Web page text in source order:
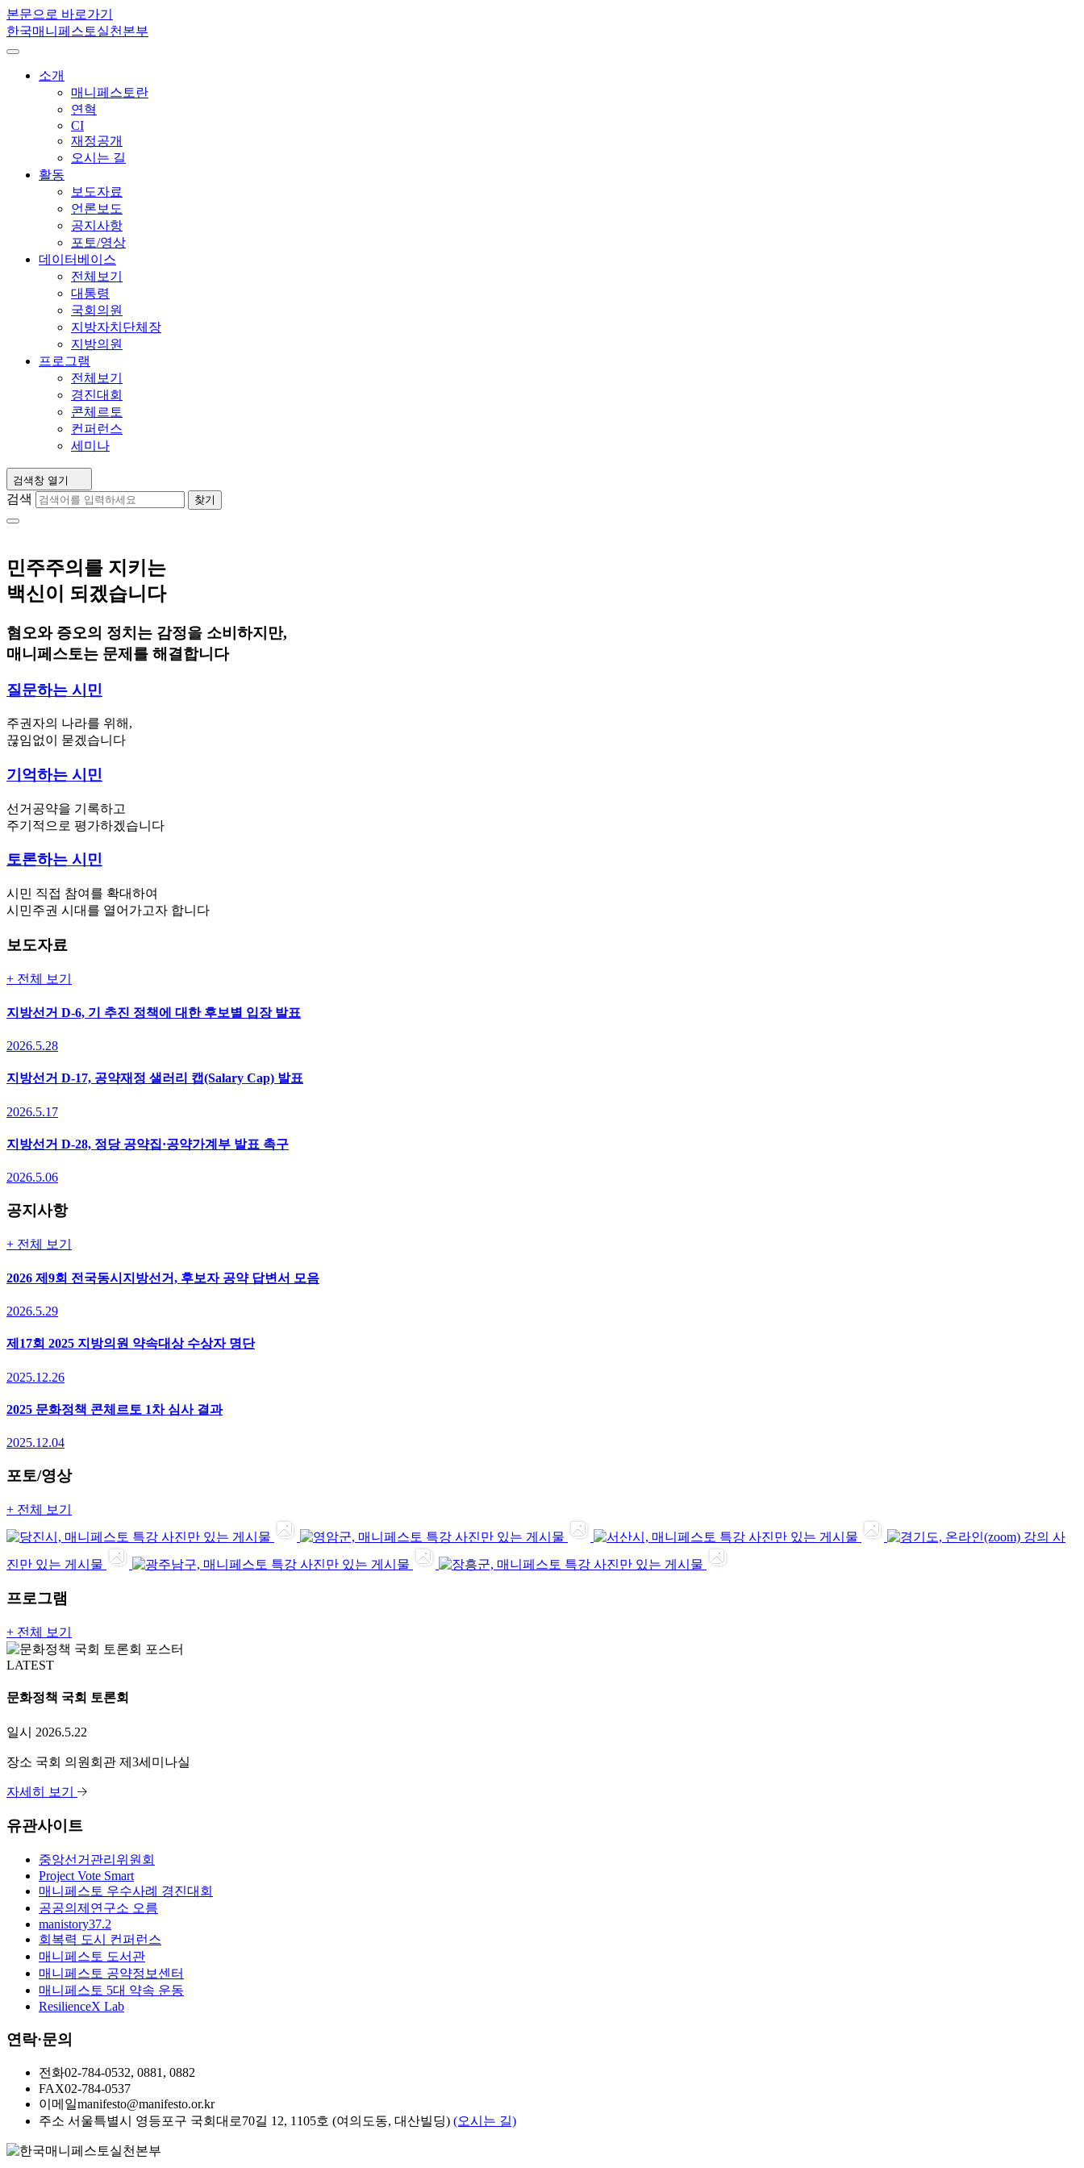
본문으로 바로가기
한국매니페스토실천본부
소개
매니페스토란
연혁
CI
재정공개
오시는 길
활동
보도자료
언론보도
공지사항
포토/영상
데이터베이스
전체보기
대통령
국회의원
지방자치단체장
지방의원
프로그램
전체보기
경진대회
콘체르토
컨퍼런스
세미나
검색창 열기
검색 찾기
민주주의를 지키는
백신이 되겠습니다
혐오와 증오의 정치는 감정을 소비하지만,
매니페스토는 문제를 해결합니다
질문하는 시민
주권자의 나라를 위해,
끊임없이 묻겠습니다
기억하는 시민
선거공약을 기록하고
주기적으로 평가하겠습니다
토론하는 시민
시민 직접 참여를 확대하여
시민주권 시대를 열어가고자 합니다
보도자료
+ 전체 보기
지방선거 D-6, 기 추진 정책에 대한 후보별 입장 발표
2026.5.28
지방선거 D-17, 공약재정 샐러리 캡(Salary Cap) 발표
2026.5.17
지방선거 D-28, 정당 공약집·공약가계부 발표 촉구
2026.5.06
공지사항
+ 전체 보기
2026 제9회 전국동시지방선거, 후보자 공약 답변서 모음
2026.5.29
제17회 2025 지방의원 약속대상 수상자 명단
2025.12.26
2025 문화정책 콘체르토 1차 심사 결과
2025.12.04
포토/영상
+ 전체 보기
사진만 있는 게시물
사진만 있는 게시물 사진만 있는 게시물
사
진만 있는 게시물
사진만 있는 게시물 사진만 있는 게시물
프로그램
+ 전체 보기
LATEST
문화정책 국회 토론회
일시 2026.5.22
장소 국회 의원회관 제3세미나실
자세히 보기
유관사이트
중앙선거관리위원회
Project Vote Smart
매니페스토 우수사례 경진대회
공공의제연구소 오름
manistory37.2
회복력 도시 컨퍼런스
매니페스토 도서관
매니페스토 공약정보센터
매니페스토 5대 약속 운동
ResilienceX Lab
연락·문의
전화02-784-0532, 0881, 0882
FAX02-784-0537
이메일manifesto@manifesto.or.kr
주소 서울특별시 영등포구 국회대로70길 12, 1105호 (여의도동, 대산빌딩) (오시는 길)